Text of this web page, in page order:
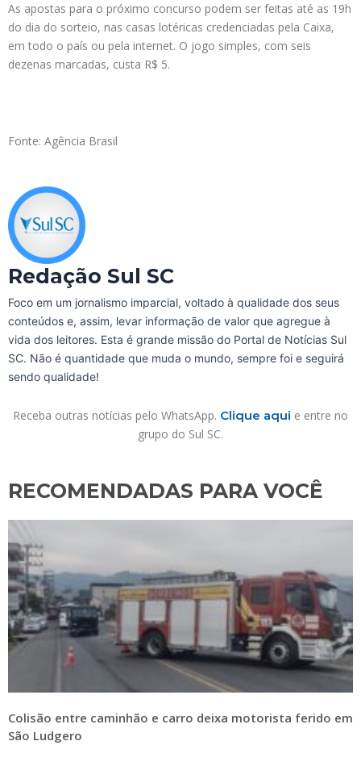
As apostas para o próximo concurso podem ser feitas até as 19h
do dia do sorteio, nas casas lotéricas credenciadas pela Caixa,
em todo o país ou pela internet. O jogo simples, com seis
dezenas marcadas, custa R$ 5.
Fonte: Agência Brasil
Redação Sul SC
Foco em um jornalismo imparcial, voltado à qualidade dos seus
conteúdos e, assim, levar informação de valor que agregue à
vida dos leitores. Esta é grande missão do Portal de Notícias Sul
SC. Não é quantidade que muda o mundo, sempre foi e seguirá
sendo qualidade!
Receba outras notícias pelo WhatsApp. Clique aqui e entre no
grupo do Sul SC.
RECOMENDADAS PARA VOCÊ​
Colisão entre caminhão e carro deixa motorista ferido em
São Ludgero